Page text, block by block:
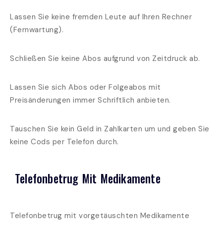
Lassen Sie keine fremden Leute auf Ihren Rechner
(Fernwartung).
Schließen Sie keine Abos aufgrund von Zeitdruck ab.
Lassen Sie sich Abos oder Folgeabos mit
Preisänderungen immer Schriftlich anbieten.
Tauschen Sie kein Geld in Zahlkarten um und geben Sie
keine Cods per Telefon durch.
Telefonbetrug Mit Medikamente
Telefonbetrug mit vorgetäuschten Medikamente